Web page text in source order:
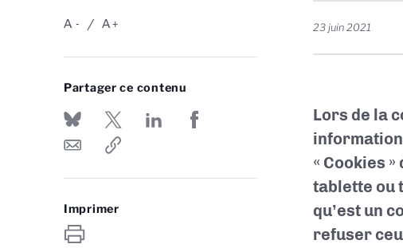
-
A +
A
Partager ce contenu
Imprimer
23 juin 2021
Lors de la
« Cookies
tablette ou
qu’est un
refuser